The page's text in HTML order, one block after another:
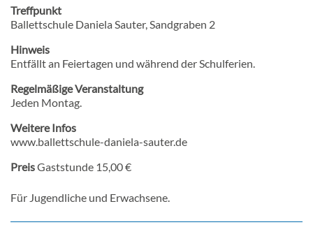
Treffpunkt
Ballettschule Daniela Sauter, Sandgraben 2
Hinweis
Entfällt an Feiertagen und während der Schulferien.
Regelmäßige Veranstaltung
Jeden Montag.
Weitere Infos
www.ballettschule-daniela-sauter.de
PreisGaststunde 15,00 €
Für Jugendliche und Erwachsene.